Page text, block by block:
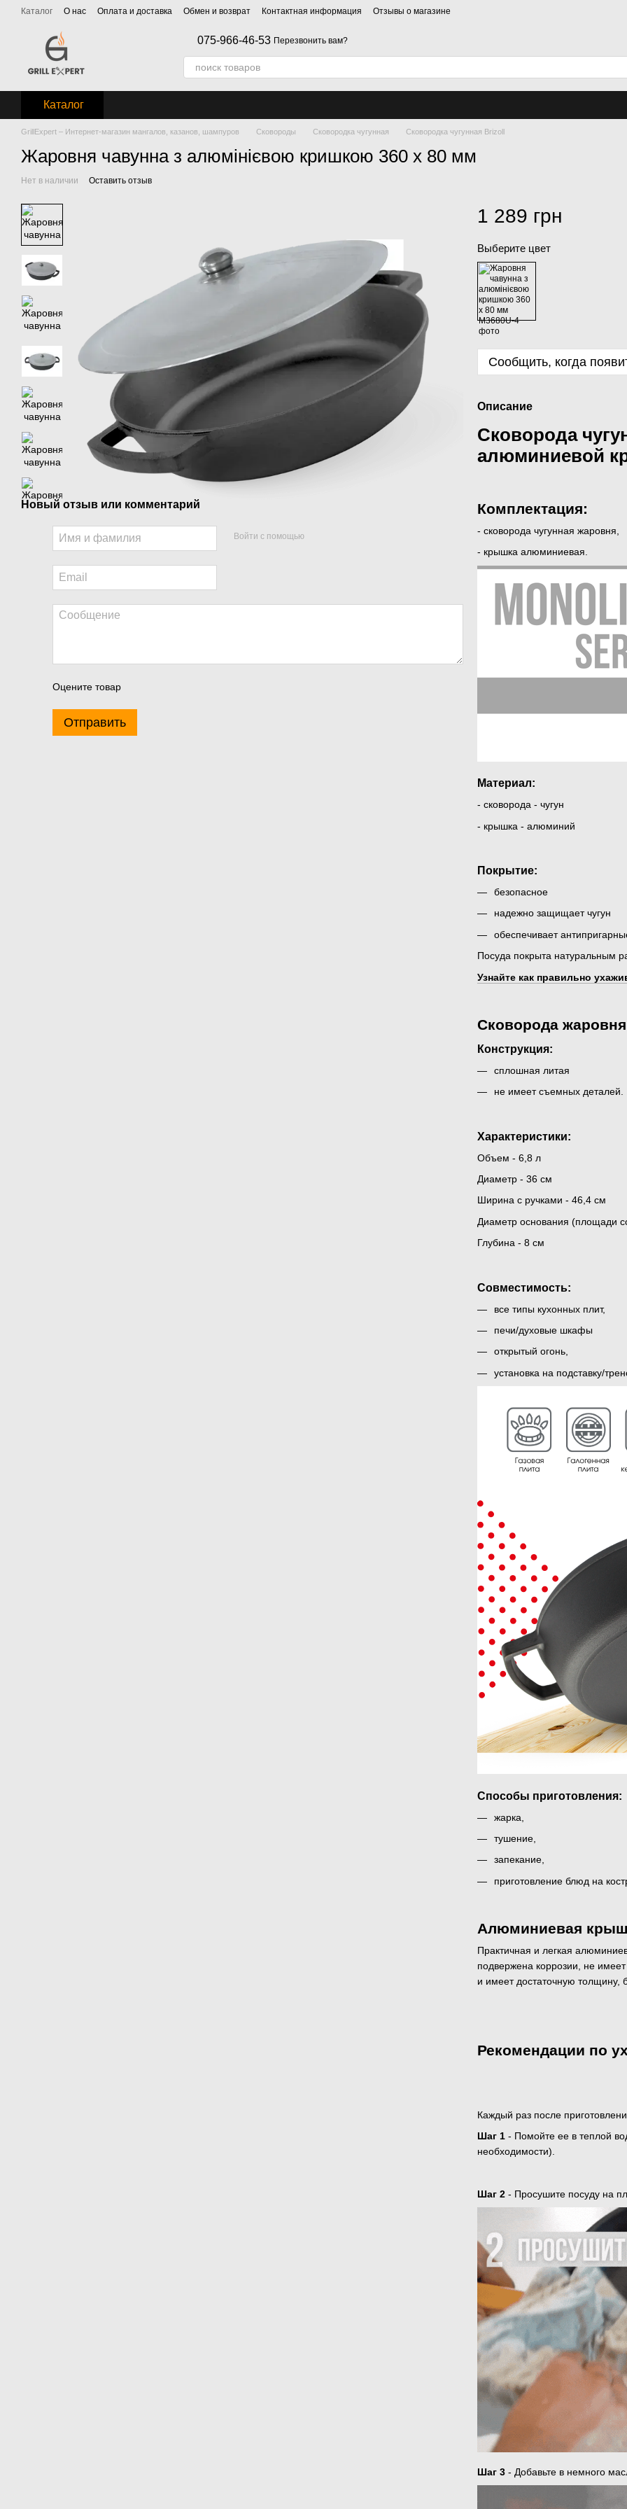
Перейти к основному контенту
Каталог О нас Оплата и доставка Обмен и возврат Контактная информация Отзывы о магазине
075-966-46-53 Перезвонить вам?
Каталог
GrillExpert – Интернет-магазин мангалов, казанов, шампуров Сковороды Сковородка чугунная Сковородка чугунная Brizoll
Жаровня чавунна з алюмінієвою кришкою 360 х 80 мм
Нет в наличии Оставить отзыв
Новый отзыв или комментарий
Войти с помощью
Оцените товар
Отправить
1 289 грн
Выберите цвет
Сообщить, когда
Описание
Сковорода
алюминиевой
Комплектация:
- сковорода чугунная жаровня,
- крышка алюминиевая.
Материал:
- сковорода - чугун
- крышка - алюминий
Покрытие:
безопасное
надежно защищает чугун
обеспечивает
Посуда покрыта натуральным
Узнайте как правильно
Сковорода жаровня
Конструкция:
сплошная литая
не имеет съемных деталей.
Характеристики:
Объем - 6,8 л
Диаметр - 36 см
Ширина с ручками - 46,4 см
Диаметр основания (площади
Глубина - 8 см
Совместимость:
все типы кухонных плит,
печи/духовые шкафы
открытый огонь,
установка на подставку/
Способы приготовления:
жарка,
тушение,
запекание,
приготовление блюд на
Алюминиевая
Практичная и легкая
подвержена коррозии, не
и имеет достаточную толщину,
Рекомендации по
Каждый раз после
Шаг 1 - Помойте ее в теплой
необходимости).
Шаг 2 - Просушите посуду на
Шаг 3 - Добавьте в немного